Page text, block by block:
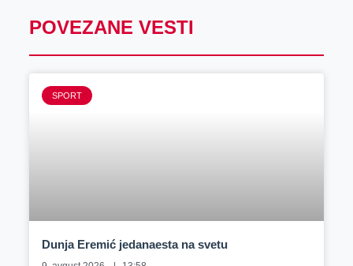
POVEZANE VESTI
SPORT
Dunja Eremić jedanaesta na svetu